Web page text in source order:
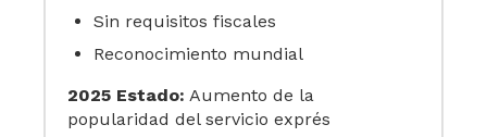
Sin requisitos fiscales
Reconocimiento mundial
2025 Estado: Aumento de la
popularidad del servicio exprés